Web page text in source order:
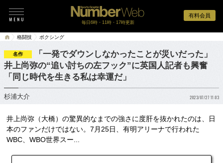
有料会員
毎日6時・11時・17時更新
格闘技 ボクシング
名作
「一発でダウンしなかったことが災いだった」
井上尚弥の“追い討ちの左フック”に英国人記者も興奮
「同じ時代を生きる私は幸運だ」
杉浦大介 2023/07/27 11:03
井上尚弥（大橋）の驚異的なまでの強さに度肝を抜かれたのは、日
本のファンだけではない。7月25日、有明アリーナで行われた
WBC、WBO世界スー...